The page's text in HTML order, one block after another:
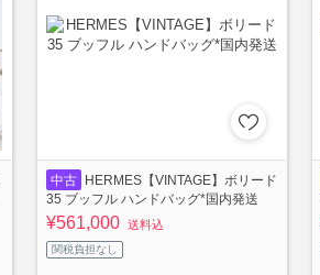
中古
HERMES【VINTAGE】ボリード
35 ブッフル ハンドバッグ*国内発送
¥561,000 送料込
関税負担なし